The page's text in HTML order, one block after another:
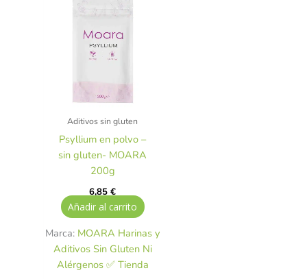
Aditivos sin gluten
Psyllium en polvo –
sin gluten- MOARA
200g
6,85€
Añadir al carrito
Marca: MOARA Harinas y
Aditivos Sin Gluten Ni
Alérgenos ✅ Tienda